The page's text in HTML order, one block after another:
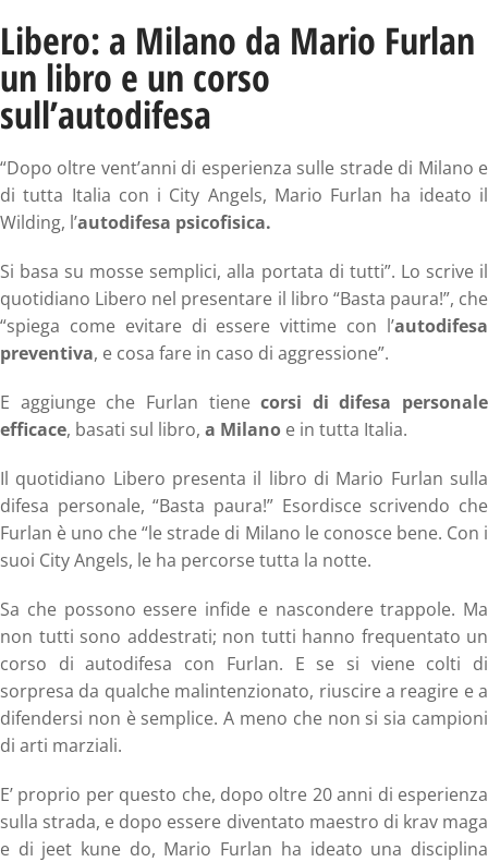
Libero: a Milano da Mario Furlan
un libro e un corso
sull’autodifesa
“Dopo oltre vent’anni di esperienza sulle strade di Milano e
di tutta Italia con i City Angels, Mario Furlan ha ideato il
Wilding, l’autodifesa psicofisica.
Si basa su mosse semplici, alla portata di tutti”. Lo scrive il
quotidiano Libero nel presentare il libro “Basta paura!”, che
“spiega come evitare di essere vittime con l’autodifesa
preventiva, e cosa fare in caso di aggressione”.
E aggiunge che Furlan tienecorsi di difesa personale
efficace, basati sul libro, a Milano e in tutta Italia.
Il quotidiano Libero presenta il libro di Mario Furlan sulla
difesa personale, “Basta paura!” Esordisce scrivendo che
Furlan è uno che “le strade di Milano le conosce bene. Con i
suoi City Angels, le ha percorse tutta la notte.
Sa che possono essere infide e nascondere trappole. Ma
non tutti sono addestrati; non tutti hanno frequentato un
corso di autodifesa con Furlan. E se si viene colti di
sorpresa da qualche malintenzionato, riuscire a reagire e a
difendersi non è semplice. A meno che non si sia campioni
di arti marziali.
E’ proprio per questo che, dopo oltre 20 anni di esperienza
sulla strada, e dopo essere diventato maestro di krav maga
e di jeet kune do, Mario Furlan ha ideato una disciplina